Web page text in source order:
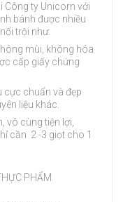
Công ty Unicorn với
bánh được nhiều
trội như:
mùi, không hóa
cấp giấy chứng
chuẩn và đẹp
liệu khác.
vô cùng tiện lợi,
cần 2 -3 giọt cho 1
PHẨM